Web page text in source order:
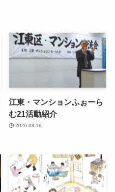
江東・マンションふぉーら
む21活動紹介
2026.03.16